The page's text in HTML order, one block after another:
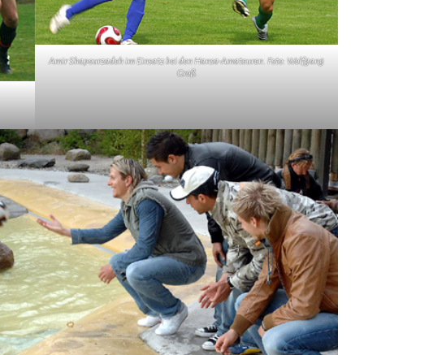
Amir Shapourzadeh im Einsatz bei den Hansa-Amateuren. Foto: Wolfgang
Groß